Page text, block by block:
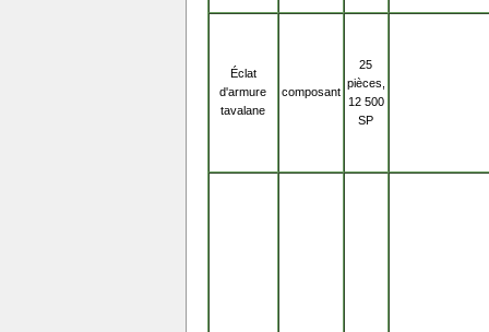
Éclat
d'armure
tavalane
composant
25
pièces,
12 500
SP